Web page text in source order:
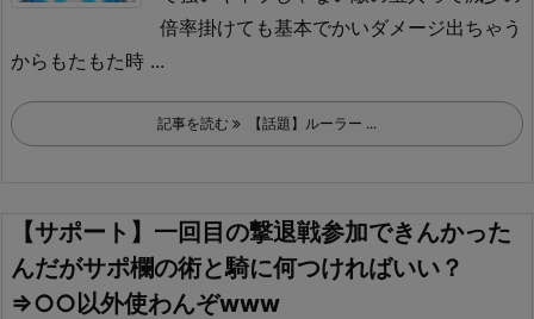
倍率掛けても基本でかいダメージ出ちゃう
からもたもた時 ...
記事を読む 【話題】ルーラー ...
【サポート】一回目の撃退戦参加できんかった
んだがサポ欄の術と騎に何つければいい？
⇒○○以外使わんぞwww